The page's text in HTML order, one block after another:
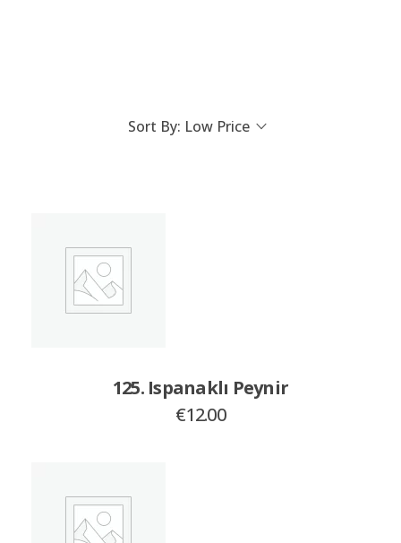
Sort By: Low Price
125. Ispanaklı Peynir
€12.00